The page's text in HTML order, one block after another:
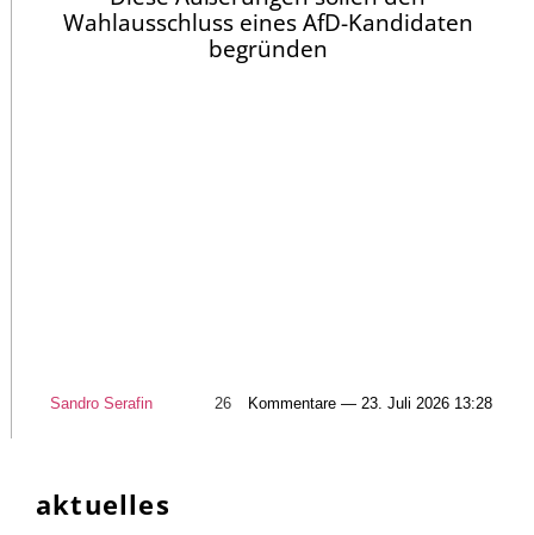
Wahlausschluss eines AfD-Kandidaten
begründen
Sandro Serafin 26 Kommentare — 23. Juli 2026 13:28
aktuelles